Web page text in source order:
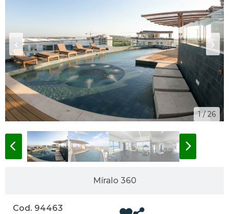
Míralo 360
1 / 26
‹ ›
Cod. 94463